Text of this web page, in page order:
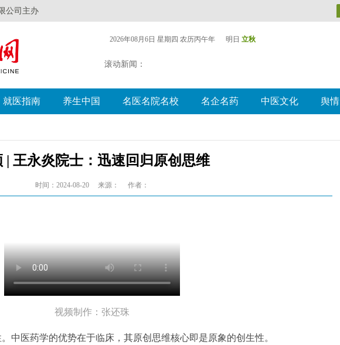
公司主办
2026年08月6日 星期四 农历丙午年 明日 立秋
滚动新闻：
就医指南 养生中国 名医名院名校 名企名药 中医文化 舆情
| 王永炎院士：迅速回归原创思维
时间：2024-08-20 来源： 作者：
视频制作：张还珠
中医药学的优势在于临床，其原创思维核心即是原象的创生性。